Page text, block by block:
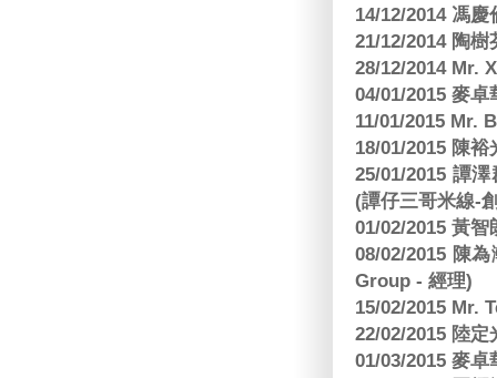
14/12/2014 馮
21/12/2014 陶
28/12/2014 Mr.
04/01/2015 麥
11/01/2015 Mr.
18/01/2015 陳
25/01/2015 譚
(譚仔三哥米線-
01/02/2015 黃
08/02/2015 陳
Group - 經理)
15/02/2015 Mr.
22/02/2015 陸
01/03/2015 麥